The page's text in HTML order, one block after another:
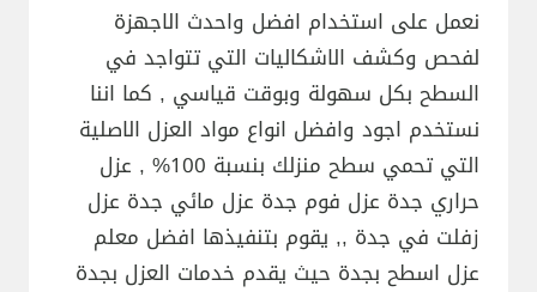
نعمل على استخدام افضل واحدث الاجهزة
لفحص وكشف الاشكاليات التي تتواجد في
السطح بكل سهولة وبوقت قياسي , كما اننا
نستخدم اجود وافضل انواع مواد العزل الاصلية
التي تحمي سطح منزلك بنسبة 100% , عزل
حراري جدة عزل فوم جدة عزل مائي جدة عزل
زفلت في جدة ,, يقوم بتنفيذها افضل معلم
عزل اسطح بجدة حيث يقدم خدمات العزل بجدة